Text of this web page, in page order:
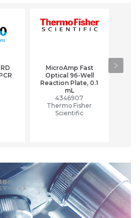
MicroAmp Fast
Optical 96-Well
Reaction Plate, 0.1
mL
4346907
Thermo Fisher
Scientific